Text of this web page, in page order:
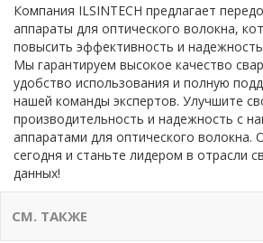
Компания ILSINTECH предлагает
аппараты для оптического волокна,
повысить эффективность и
Мы гарантируем высокое качество
удобство использования и полную
нашей команды экспертов. Улучшите
производительность и надежность с
аппаратами для оптического волокна.
сегодня и станьте лидером в отрасли
данных!
СМ. ТАКЖЕ